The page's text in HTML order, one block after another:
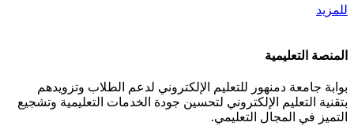
للمزيد
المنصة التعليمية
بوابة جامعة دمنهور للتعليم الإلكتروني لدعم الطلاب وتزويدهم
بتقنية التعليم الإلكتروني لتحسين جودة الخدمات التعليمية وتشجيع
التميز في المجال التعليمي.